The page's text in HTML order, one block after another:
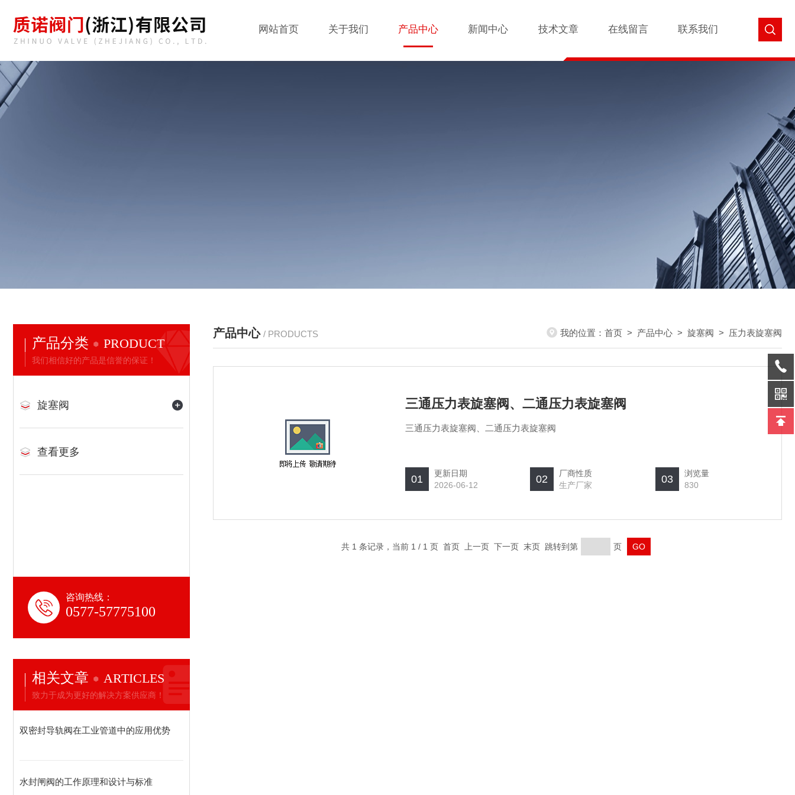
网站首页 关于我们 产品中心 新闻中心 技术文章 在线留言 联系我们
产品分类 PRODUCT
我们相信好的产品是信誉的保证！
旋塞阀
查看更多
咨询热线：
0577-57775100
相关文章 ARTICLES
致力于成为更好的解决方案供应商！
双密封导轨阀在工业管道中的应用优势
水封闸阀的工作原理和设计与标准
产品中心 / PRODUCTS 我的位置： 首页 > 产品中心 > 旋塞阀 > 压力表旋塞阀
三通压力表旋塞阀、二通压力表旋塞阀
三通压力表旋塞阀、二通压力表旋塞阀
01
更新日期
2026-06-12
02
厂商性质
生产厂家
03
浏览量
830
共 1 条记录，当前 1 / 1 页 首页 上一页 下一页 末页 跳转到第 页